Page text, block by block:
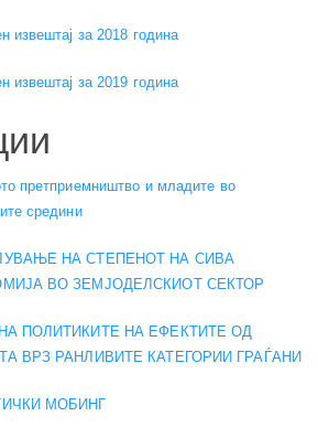
извештај за 2018 година
извештај за 2019 година
претприемништво и младите во
средини
НА СТЕПЕНОТ НА СИВА
ВО ЗЕМЈОДЕЛСКИОТ СЕКТОР
ПОЛИТИКИТЕ НА ЕФЕКТИТЕ ОД
ВРЗ РАНЛИВИТЕ КАТЕГОРИИ ГРАЃАНИ
МОБИНГ